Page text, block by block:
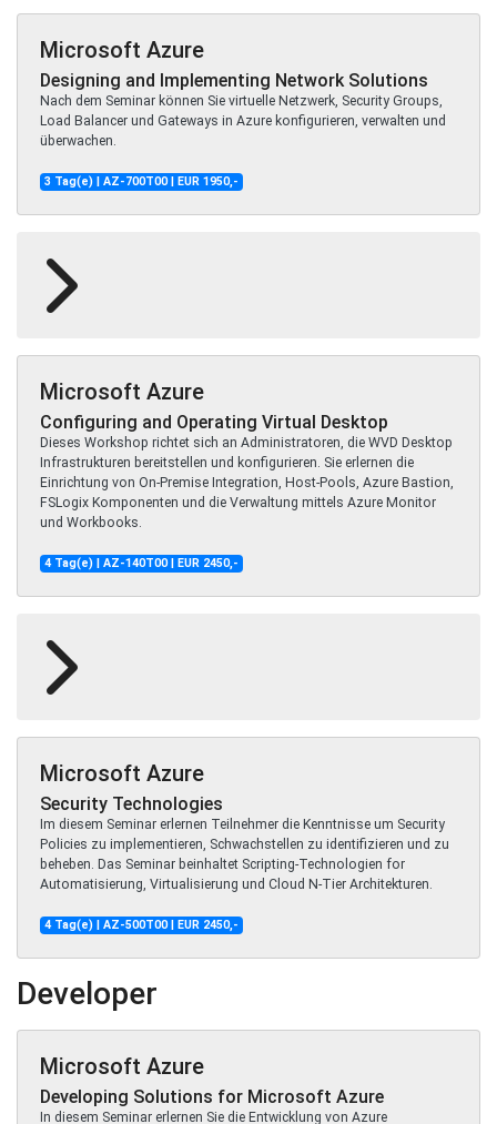
Microsoft Azure
Designing and Implementing Network Solutions
Nach dem Seminar können Sie virtuelle Netzwerk, Security Groups,
Load Balancer und Gateways in Azure konfigurieren, verwalten und
überwachen.
3 Tag(e) | AZ-700T00 | EUR 1950,-
Microsoft Azure
Configuring and Operating Virtual Desktop
Dieses Workshop richtet sich an Administratoren, die WVD Desktop
Infrastrukturen bereitstellen und konfigurieren. Sie erlernen die
Einrichtung von On-Premise Integration, Host-Pools, Azure Bastion,
FSLogix Komponenten und die Verwaltung mittels Azure Monitor
und Workbooks.
4 Tag(e) | AZ-140T00 | EUR 2450,-
Microsoft Azure
Security Technologies
Im diesem Seminar erlernen Teilnehmer die Kenntnisse um Security
Policies zu implementieren, Schwachstellen zu identifizieren und zu
beheben. Das Seminar beinhaltet Scripting-Technologien for
Automatisierung, Virtualisierung und Cloud N-Tier Architekturen.
4 Tag(e) | AZ-500T00 | EUR 2450,-
Developer
Microsoft Azure
Developing Solutions for Microsoft Azure
In diesem Seminar erlernen Sie die Entwicklung von Azure